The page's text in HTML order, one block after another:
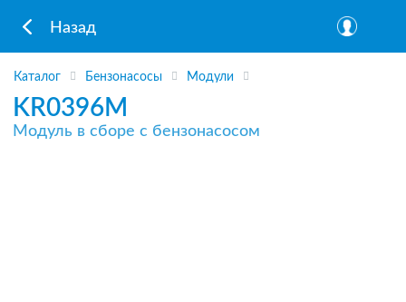
Назад
Каталог Бензонасосы Модули
KR0396M
Модуль в сборе с бензонасосом